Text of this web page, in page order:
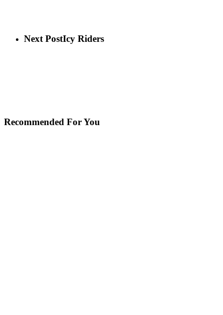
Next PostIcy Riders
Recommended For You